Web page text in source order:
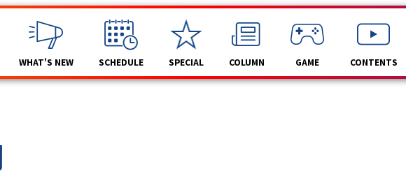
WHAT'S NEW SCHEDULE SPECIAL COLUMN GAME CONTENTS